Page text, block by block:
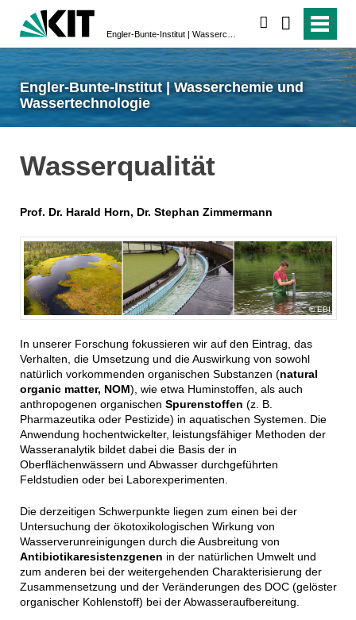
Engler-Bunte-Institut | Wasserchemie und
Wassertechnologie
Wasserqualität
Prof. Dr. Harald Horn, Dr. Stephan Zimmermann
EBI
In unserer Forschung fokussieren wir auf den Eintrag, das
Verhalten, die Umsetzung und die Auswirkung von sowohl
natürlich vorkommenden organischen Substanzen (natural
organic matter, NOM), wie etwa Huminstoffen, als auch
anthropogenen organischen Spurenstoffen (z. B.
Pharmazeutika oder Pestizide) in aquatischen Systemen. Die
Anwendung hochentwickelter, leistungsfähiger Methoden der
Wasseranalytik bildet dabei die Basis der in
Oberflächenwässern und Abwasser durchgeführten
Feldstudien oder bei Laborexperimenten.
Die derzeitigen Schwerpunkte liegen zum einen bei der
Untersuchung der ökotoxikologischen Wirkung von
Wasserverunreinigungen durch die Ausbreitung von
Antibiotikaresistenzgenen in der natürlichen Umwelt und
zum anderen bei der weitergehenden Charakterisierung der
Zusammensetzung und der Veränderungen des DOC (gelöster
organischer Kohlenstoff) bei der Abwasseraufbereitung.